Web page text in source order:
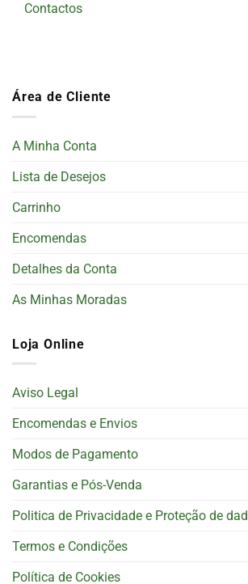
Contactos
Área de Cliente
A Minha Conta
Lista de Desejos
Carrinho
Encomendas
Detalhes da Conta
As Minhas Moradas
Loja Online
Aviso Legal
Encomendas e Envios
Modos de Pagamento
Garantias e Pós-Venda
Politica de Privacidade e Proteção de
Termos e Condições
Política de Cookies